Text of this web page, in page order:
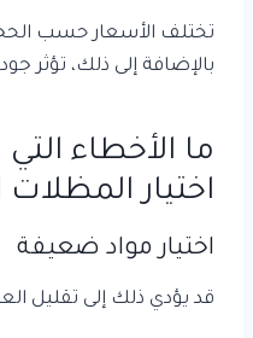
تختلف الأسعار حسب
بالإضافة إلى ذلك، تؤثر
ما الأخطاء
اختيار المظلات
اختيار مواد ضعيفة
قد يؤدي ذلك إلى تقليل